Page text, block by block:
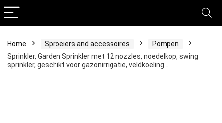
Home Sproeiers and accessoires
Pompen
Sprinkler, Garden Sprinkler met 12 nozzles, noedelkop, swing
sprinkler, geschikt voor gazonirrigatie, veldkoeling…